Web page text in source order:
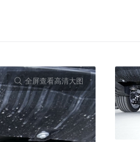
全屏查看高清大图